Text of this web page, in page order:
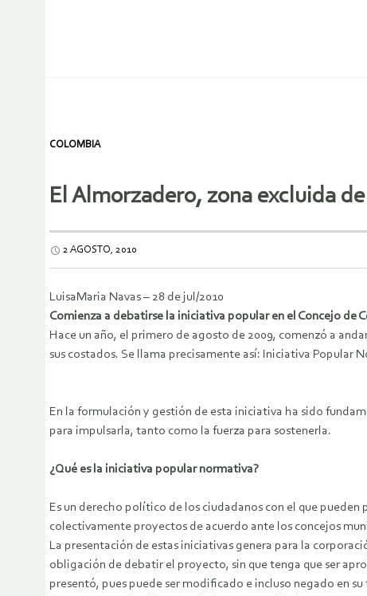
COLOMBIA
El Almorzadero, zona excluida
2 AGOSTO, 2010
LuisaMaria Navas – 28 de jul/2010
Comienza a debatirse la iniciativa popular en el Concejo de
Hace un año, el primero de agosto de 2009, comenzó a
sus costados. Se llama precisamente así: Iniciativa Popular
En la formulación y gestión de esta iniciativa ha sido
para impulsarla, tanto como la fuerza para sostenerla.
¿Qué es la iniciativa popular normativa?
Es un derecho político de los ciudadanos con el que pueden
colectivamente proyectos de acuerdo ante los concejos
La presentación de estas iniciativas genera para la
obligación de debatir el proyecto, sin que tenga que ser
presentó, pues puede ser modificado e incluso negado en